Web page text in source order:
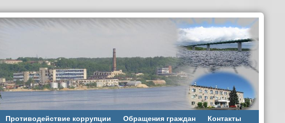
Противодействие коррупции Обращения граждан Контакты